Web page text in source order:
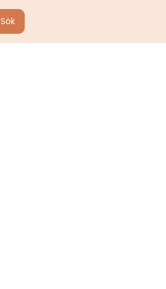
Sök